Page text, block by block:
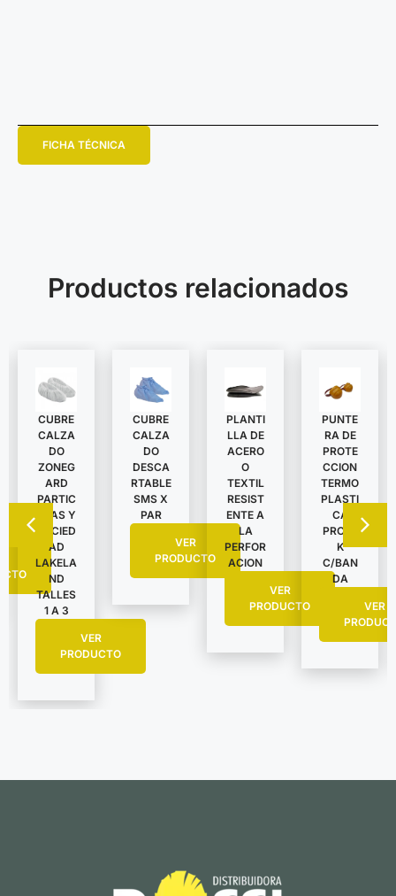
FICHA TÉCNICA
Productos relacionados
CUBRE
CALZA
DO
ZONEG
ARD
PARTIC
ULAS Y
SUCIED
AD
LAKELA
ND
TALLES
1 A 3
VER
PRODUCTO
CUBRE
CALZA
DO
DESCA
RTABLE
SMS X
PAR
VER
PRODUCTO
PLANTI
LLA DE
ACERO
O
TEXTIL
RESIST
ENTE A
LA
PERFOR
ACION
VER
PRODUCTO
PUNTE
RA DE
PROTE
CCION
TERMO
PLASTI
CA
PROTE
K
C/BAN
DA
VER